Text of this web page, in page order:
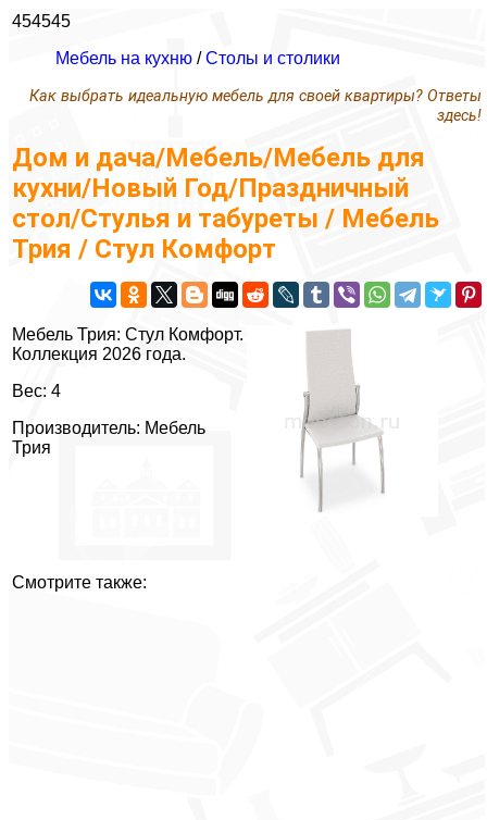
454545
Мебель на кухню /Столы и столики
Как выбрать идеальную мебель для своей квартиры? Ответы
здесь!
Дом и дача/Мебель/Мебель для
кухни/Новый Год/Праздничный
стол/Стулья и табуреты / Мебель
Трия / Стул Комфорт
Мебель Трия: Стул Комфорт.
Коллекция 2026 года.
Вес: 4
Производитель: Мебель
Трия
Смотрите также: